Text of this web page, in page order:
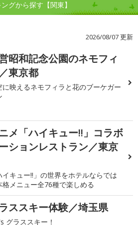
グから探す【関東】
2026/08/07 更新
昭和記念公園のネモフィ
東京都
に映えるネモフィラと花のブーケガー
メ「ハイキュー!!」コラボ
ションレストラン／東京
イキュー!!」の世界をホテルならでは
格メニュー全76種で楽しめる
ススキー体験／埼玉県
グラススキー！